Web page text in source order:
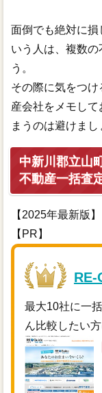
面倒でも絶対に損
いう人は、複数の
う。
その際に気をつ
産会社をメモし
まうのは避けまし
中新川郡立山
不動産一括査
【2025年最新版】
【PR】
最大10社に一
ん比較したい